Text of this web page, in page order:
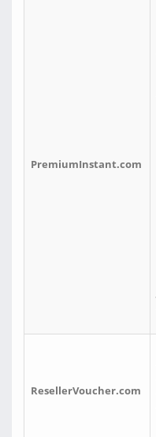
PremiumInstant.com
ResellerVoucher.com